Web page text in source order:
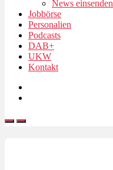
News einsenden
Jobbörse
Personalien
Podcasts
DAB+
UKW
Kontakt